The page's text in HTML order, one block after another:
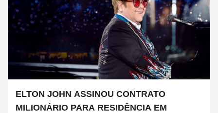
ELTON JOHN ASSINOU CONTRATO
MILIONÁRIO PARA RESIDÊNCIA EM